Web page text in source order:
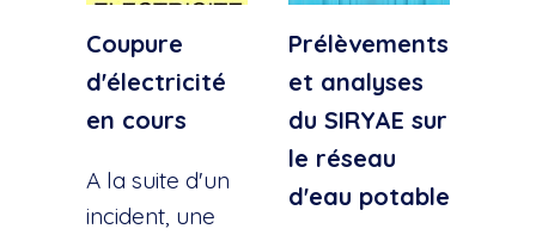
Coupure
d'électricité
en cours
A la suite d'un
incident, une
Prélèvements
et analyses
du SIRYAE sur
le réseau
d'eau potable